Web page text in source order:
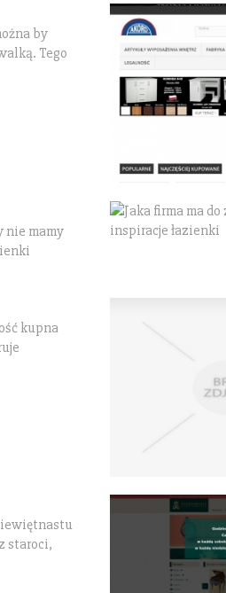
by
Tego
nie mamy
kupna
staroci,